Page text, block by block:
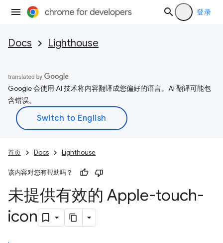
登录
Docs Lighthouse
Google 会使用 AI 技术将内容翻译成您偏好的语言。AI 翻译可能包
含错误。
首页 Docs Lighthouse
该内容对您有帮助吗？
未提供有效的 Apple-touch-
icon